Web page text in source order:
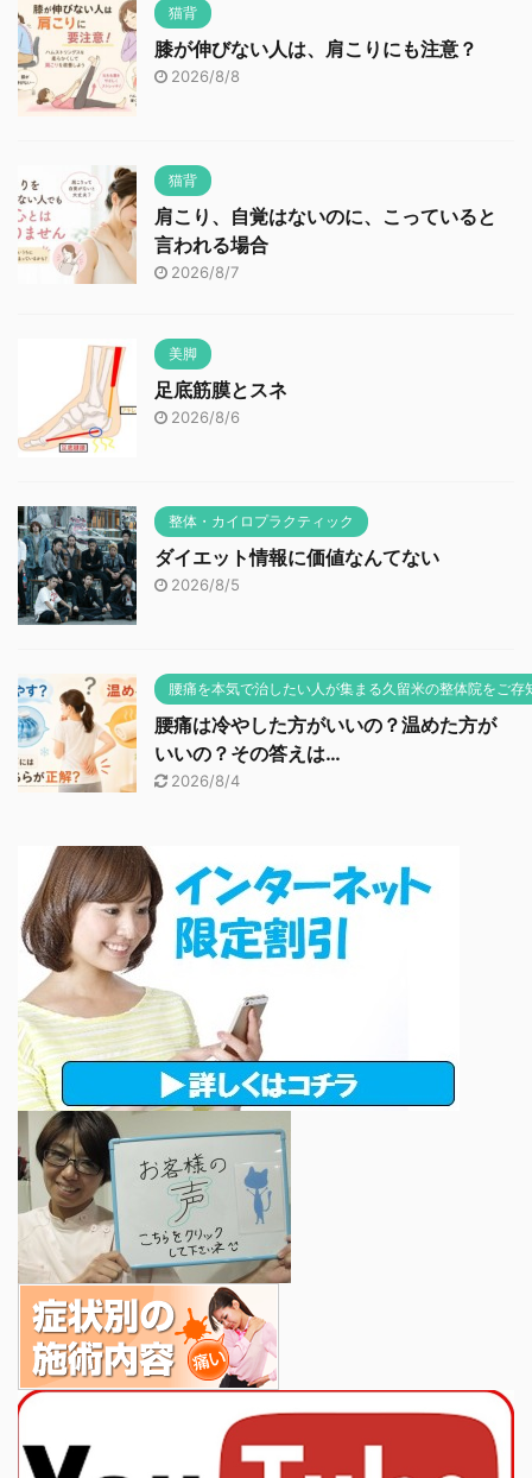
猫背
膝が伸びない人は、肩こりにも注意？
2026/8/8
猫背
肩こり、自覚はないのに、こっていると
言われる場合
2026/8/7
美脚
足底筋膜とスネ
2026/8/6
整体・カイロプラクティック
ダイエット情報に価値なんてない
2026/8/5
腰痛を本気で治したい人が集まる久留米の整体院をご存
腰痛は冷やした方がいいの？温めた方が
いいの？その答えは…
2026/8/4